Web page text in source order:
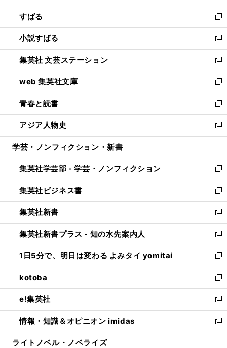
開
く
ウ
で
開
く
ン
ド
ウ
で
開
く
すばる
新
し
い
ウ
ィ
ン
ド
ウ
で
開
く
小説すばる
新
し
い
ウ
ィ
ン
ド
ウ
で
開
集英社 文芸ステーション
新
し
い
ウ
ィ
ン
ド
ウ
開
く
web 集英社文庫
新
し
い
ウ
ィ
ン
ウ
で
開
く
青春と読書
新
し
い
ウ
ン
ド
ウ
で
開
く
アジア人物史
新
し
ウ
ィ
ン
ド
ウ
で
開
く
学芸・ノンフィクション・新書
集英社学芸部 - 学芸・ノンフィクション
新
し
い
ウ
ィ
ン
ド
ウ
で
開
く
集英社ビジネス書
新
し
い
ウ
ィ
ン
ド
ウ
で
開
く
集英社新書
新
し
い
ウ
ィ
ン
ド
ウ
で
開
く
集英社新書プラス - 知の水先案内人
新
し
い
ウ
ィ
ン
ド
ウ
で
開
1日5分で、明日は変わる よみタイ yomitai
新
し
い
ウ
ィ
ン
ド
ウ
kotoba
新
し
い
ウ
ィ
ン
e!集英社
新
し
い
ウ
情報・知識＆オピニオン imidas
新
し
ライトノベル・ノベライズ